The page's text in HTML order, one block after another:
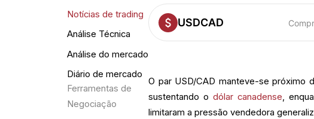
Notícias de trading
Análise Técnica
Análise do mercado
Diário de mercado
Ferramentas de
Negociação
USDCAD
O par USD/CAD manteve-se próximo
sustentando o dólar canadense,
limitaram a pressão vendedora